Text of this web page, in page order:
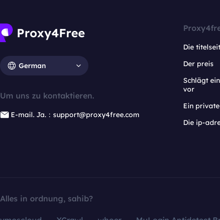
German
Um uns zu kontaktieren.
E-mail. Ja.：support@proxy4free.com
Die
Der preis
Schlägt
vor
Ein
Die ip-
Alles in ordnung, sahib?